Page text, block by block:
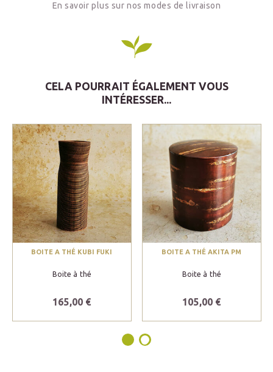
En savoir plus sur nos modes de livraison
CELA POURRAIT ÉGALEMENT VOUS
INTÉRESSER...
BOITE A THÉ KUBI FUKI
Boite à thé
165,00 €
BOITE A THÉ AKITA PM
Boite à thé
105,00 €